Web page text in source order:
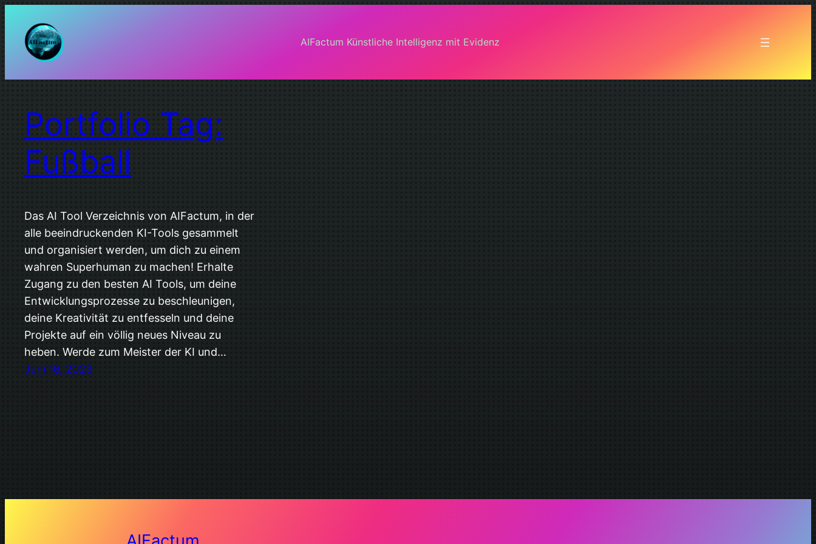
Inhalt
springen
AIFactum Künstliche Intelligenz mit Evidenz
Portfolio Tag:
Fußball
Das AI Tool Verzeichnis von AIFactum, in der
alle beeindruckenden KI-Tools gesammelt
und organisiert werden, um dich zu einem
wahren Superhuman zu machen! Erhalte
Zugang zu den besten AI Tools, um deine
Entwicklungsprozesse zu beschleunigen,
deine Kreativität zu entfesseln und deine
Projekte auf ein völlig neues Niveau zu
heben. Werde zum Meister der KI und…
Juni 16, 2023